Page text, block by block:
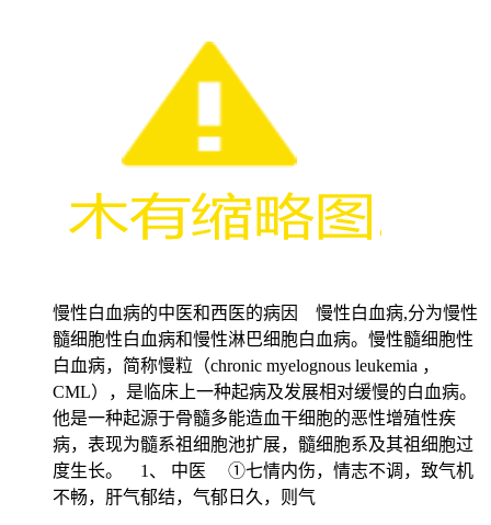
慢性白血病的中医和西医的病因 慢性白血病,分为慢性
髓细胞性白血病和慢性淋巴细胞白血病。慢性髓细胞性
白血病，简称慢粒（chronic myelognous leukemia ，
CML），是临床上一种起病及发展相对缓慢的白血病。
他是一种起源于骨髓多能造血干细胞的恶性增殖性疾
病，表现为髓系祖细胞池扩展，髓细胞系及其祖细胞过
度生长。 1、 中医 ①七情内伤，情志不调，致气机
不畅，肝气郁结，气郁日久，则气